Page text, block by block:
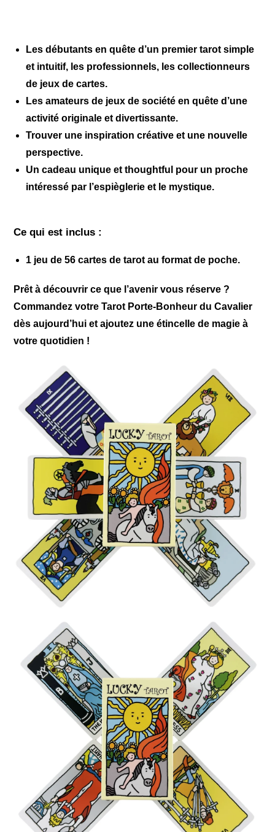
Les débutants en quête d’un premier tarot simple
et intuitif, les professionnels, les collectionneurs
de jeux de cartes.
Les amateurs de jeux de société en quête d’une
activité originale et divertissante.
Trouver une inspiration créative et une nouvelle
perspective.
Un cadeau unique et thoughtful pour un proche
intéressé par l’espièglerie et le mystique.
Ce qui est inclus :
1 jeu de 56 cartes de tarot au format de poche.
Prêt à découvrir ce que l’avenir vous réserve ?
Commandez votre Tarot Porte-Bonheur du Cavalier
dès aujourd’hui et ajoutez une étincelle de magie à
votre quotidien !